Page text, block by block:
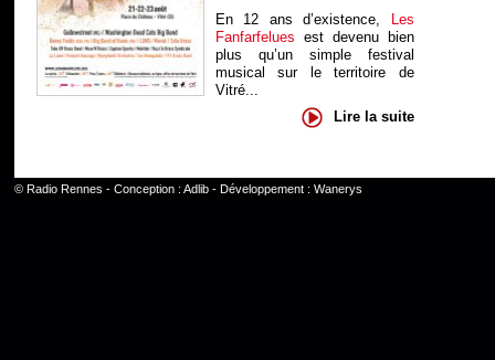
En 12 ans d’existence, Les
Fanfarfelues est devenu bien
plus qu’un simple festival
musical sur le territoire de
Vitré...
Lire la suite
© Radio Rennes - Conception : Adlib- Développement : Wanerys